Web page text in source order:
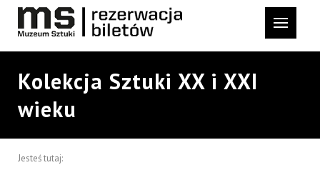
Kolekcja Sztuki XX i XXI
wieku
Jesteś tutaj: